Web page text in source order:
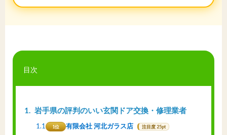
目次
1 岩手県の評判のいい玄関ドア交換・修理業者
1.1 1位 有限会社 河北ガラス店 注目度 25pt